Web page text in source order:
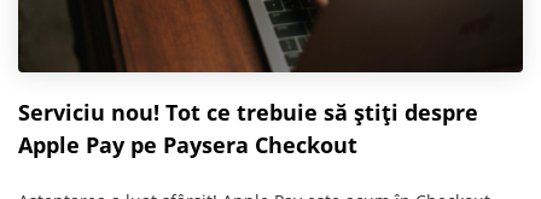
Serviciu nou! Tot ce trebuie să știți despre
Apple Pay pe Paysera Checkout